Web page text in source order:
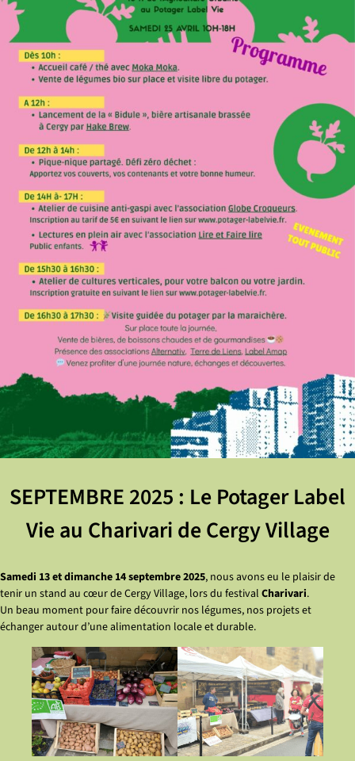
SEPTEMBRE 2025 : Le Potager Label
Vie au Charivari de Cergy Village
Samedi 13 et dimanche 14 septembre2025, nous avons eu le plaisir de
tenir un stand au cœur de Cergy Village, lors du festival Charivari.
Un beau moment pour faire découvrir nos légumes, nos projets et
échanger autour d’une alimentation locale et durable.